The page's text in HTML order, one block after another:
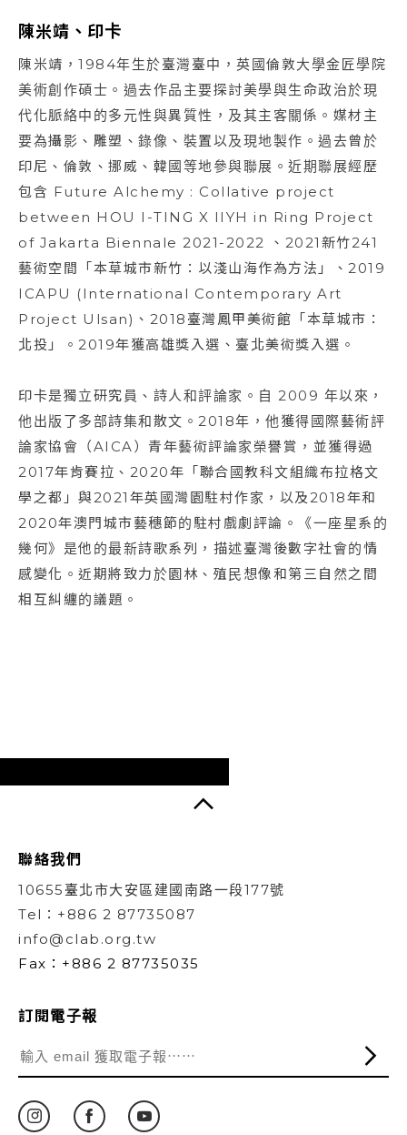
陳米靖、印卡
陳米靖，1984年生於臺灣臺中，英國倫敦大學金匠學院
美術創作碩士。過去作品主要探討美學與生命政治於現
代化脈絡中的多元性與異質性，及其主客關係。媒材主
要為攝影、雕塑、錄像、裝置以及現地製作。過去曾於
印尼、倫敦、挪威、韓國等地參與聯展。近期聯展經歷
包含 Future Alchemy : Collative project
between HOU I-TING X IIYH in Ring Project
of Jakarta Biennale 2021-2022 、2021新竹241
藝術空間「本草城市新竹：以淺山海作為方法」、2019
ICAPU (International Contemporary Art
Project Ulsan)、2018臺灣鳳甲美術館「本草城市：
北投」。2019年獲高雄獎入選、臺北美術獎入選。
印卡是獨立研究員、詩人和評論家。自 2009 年以來，
他出版了多部詩集和散文。2018年，他獲得國際藝術評
論家協會（AICA）青年藝術評論家榮譽賞，並獲得過
2017年肯賽拉、2020年「聯合國教科文組織布拉格文
學之都」與2021年英國灣園駐村作家，以及2018年和
2020年澳門城市藝穗節的駐村戲劇評論。《一座星系的
幾何》是他的最新詩歌系列，描述臺灣後數字社會的情
感變化。近期將致力於園林、殖⺠想像和第三自然之間
相互糾纏的議題。
聯絡我們
10655臺北市大安區建國南路一段177號
Tel：+886 2 87735087
info@clab.org.tw
Fax：+886 2 87735035
訂閱電子報